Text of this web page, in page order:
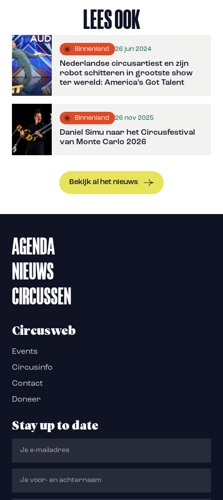
LEES OOK
Binnenland 26 jun 2024
Nederlandse circusartiest en zijn
robot schitteren in grootste show
ter wereld: America’s Got Talent
Binnenland 26 nov 2025
Daniel Simu naar het Circusfestival
van Monte Carlo 2026
Bekijk al het nieuws
AGENDA
NIEUWS
CIRCUSSEN
Circusweb
Events
Circusinfo
Contact
Doneer
Stay up to date